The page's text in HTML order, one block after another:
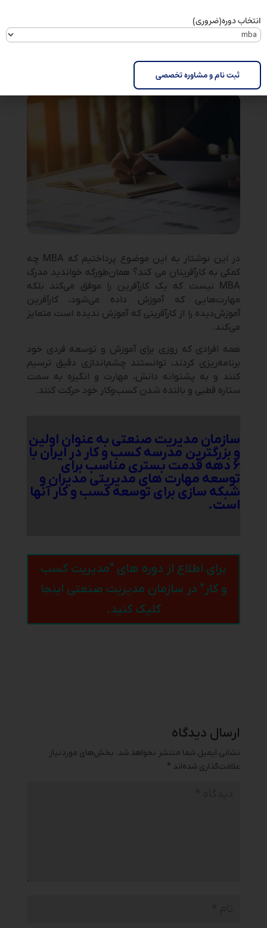
بپردازید. با این کار تمرکز روی حرفه خود را از دست
در این نوشتار به این موضوع پرداختیم که MBA چه
کمکی به کارآفرینان می­ کند؟ همان‌طورکه خواندید مدرک
MBA نیست که یک کارآفرین را موفق می‌کند بلکه
مهارت‌هایی که آموزش داده می‌شود، کارآفرین
آموزش‌دیده را از کارآفرینی که آموزش ندیده است متمایز
می‌کند.
همه افرادی که روزی برای آموزش و توسعه فردی خود
برنامه‌ریزی کردند، توانستند چشم‌اندازی دقیق ترسیم
کنند و به پشتوانه دانش، مهارت و انگیزه به سمت
ستاره قطبی و بالنده شدن کسب‌وکار خود حرکت کنند.
سازمان مدیریت صنعتی به عنوان اولین
و بزرگترین مدرسه کسب و کار در ایران با
۶ دهه قدمت بستری مناسب برای
توسعه مهارت های مدیریتی مدیران و
شبکه سازی برای توسعه کسب و کار آنها
است.
برای اطلاع از دوره های "مدیریت کسب
و کار" در سازمان مدیریت صنعتی اینجا
کلیک کنید.
ارسال دیدگاه
نشانی ایمیل شما منتشر نخواهد شد. بخش‌های موردنیاز
علامت‌گذاری شده‌اند *
انتخاب دوره(ضروری)